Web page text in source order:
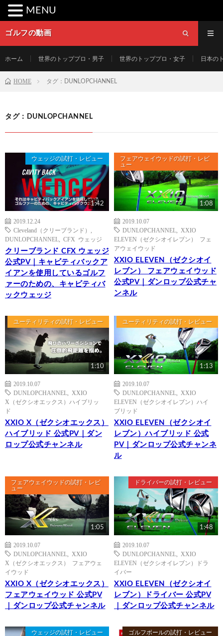
ゴルフの動画
ホーム 世界のトッププロ・男子 世界のトッププロ・女子 日本の
HOME タグ：DUNLOPCHANNEL
タグ：DUNLOPCHANNEL
ウェッジの試打・レビュー
1:42
2019.12.24
Cleveland（クリーブランド）
DUNLOPCHANNEL
CFX ウェッジ
クリーブランド CFX ウェッジ
公式PV｜キャビティバックア
イアンを使用しているゴルフ
ァーのための、キャビティバ
ックウェッジ
フェアウェイウッドの試打・レビ
ュー
1:08
2019.10.07
DUNLOPCHANNEL
XXIO
ELEVEN（ゼクシオイレブン） フェ
アウェイウッド
XXIO ELEVEN（ゼクシオイ
レブン） フェアウェイウッド
公式PV｜ダンロップ公式チャ
ンネル
ユーティリティの試打・レビュー
1:10
2019.10.07
DUNLOPCHANNEL
XXIO
X（ゼクシオエックス）ハイブリッ
ド
XXIO X（ゼクシオエックス）
ハイブリッド 公式PV｜ダン
ロップ公式チャンネル
ユーティリティの試打・レビュー
1:13
2019.10.07
DUNLOPCHANNEL
XXIO
ELEVEN（ゼクシオイレブン）ハイ
ブリッド
XXIO ELEVEN（ゼクシオイ
レブン）ハイブリッド 公式
PV｜ダンロップ公式チャンネ
ル
フェアウェイウッドの試打・レビ
ュー
1:05
2019.10.07
DUNLOPCHANNEL
XXIO
X（ゼクシオエックス） フェアウェ
イウッド
XXIO X（ゼクシオエックス）
フェアウェイウッド 公式PV
｜ダンロップ公式チャンネル
ドライバーの試打・レビュー
1:48
2019.10.07
DUNLOPCHANNEL
XXIO
ELEVEN（ゼクシオイレブン）ドラ
イバー
XXIO ELEVEN（ゼクシオイ
レブン）ドライバー 公式PV
｜ダンロップ公式チャンネル
ウェッジの試打・レビュー ゴルフボールの試打・レビュー
MENU